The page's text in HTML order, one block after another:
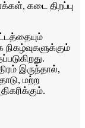
கடை திறப்பு
இருந்தால்,
மற்ற